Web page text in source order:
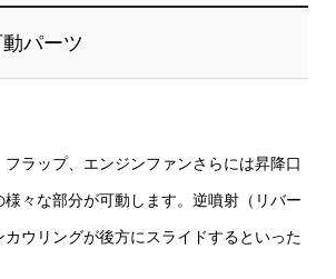
パーツ
ラップ、エンジンファンさらには昇降口
々な部分が可動します。逆噴射（リバー
カウリングが後方にスライドするといった